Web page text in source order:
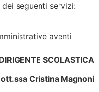
seguenti servizi:
aventi
SCOLASTICA
Cristina Magnoni